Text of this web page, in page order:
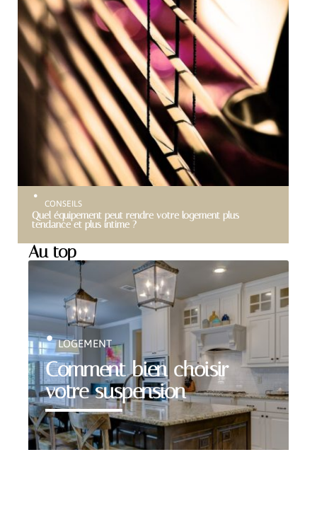
CONSEILS
Quel équipement peut rendre votre logement plus
tendance et plus intime ?
Au top
Comment bien choisir
votre suspension
LOGEMENT